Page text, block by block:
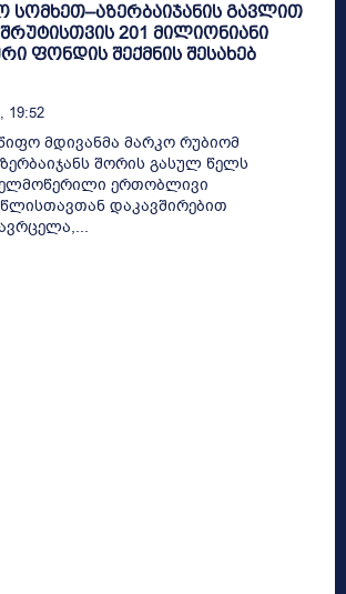
სომხეთ–აზერბაიჯანის გავლით
201 მილიონიანი
ფონდის შექმნის შესახებ
19:52
მდივანმა მარკო რუბიომ
შორის გასულ წელს
ერთობლივი
დაკავშირებით